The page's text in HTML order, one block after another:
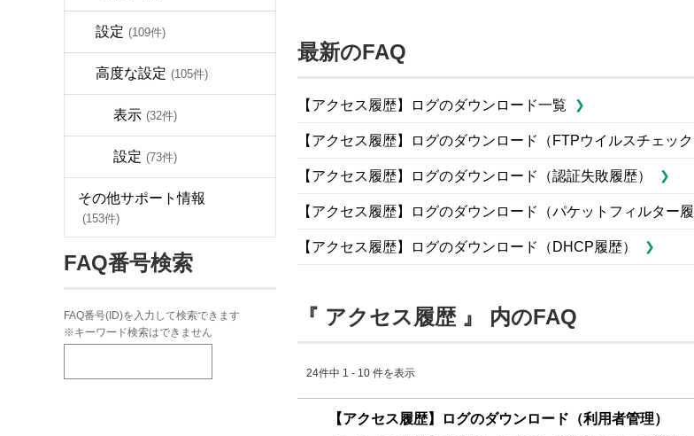
設定 (109件)
高度な設定 (105件)
表示 (32件)
設定 (73件)
その他サポート情報
(153件)
FAQ番号検索
FAQ番号(ID)を入力して検索できます
※キーワード検索はできません
最新のFAQ
【アクセス履歴】ログのダウンロード一覧
【アクセス履歴】ログのダウンロード（FTPウイルスチェック
【アクセス履歴】ログのダウンロード（認証失敗履歴）
【アクセス履歴】ログのダウンロード（パケットフィルター履
【アクセス履歴】ログのダウンロード（DHCP履歴）
『 アクセス履歴 』 内のFAQ
24件中 1 - 10 件を表示
【アクセス履歴】ログのダウンロード（利用者管理）